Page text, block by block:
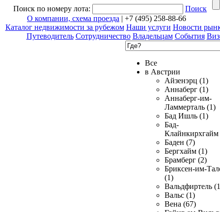
Поиск по номеру лота:
Поиск
О компании, схема проезда | +7 (495) 258-88-66
Каталог недвижимости за рубежом Наши услуги Новости
Путеводитель Сотрудничество Владельцам События
Все
в Австрии
Айзенэрц (1)
Аннаберг (1)
Аннаберг-им-
Ламмерталь (1)
Бад Ишль (1)
Бад-
Клайнкирхгайм
Баден (7)
Бергхайм (1)
Брамберг (2)
Бриксен-им-
(1)
Вальдфиртель
Вальс (1)
Вена (67)